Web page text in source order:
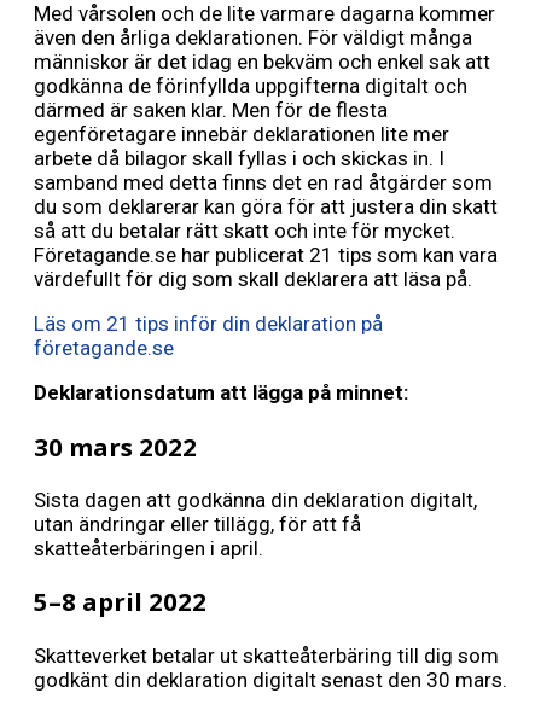
Med vårsolen och de lite varmare dagarna kommer
även den årliga deklarationen. För väldigt många
människor är det idag en bekväm och enkel sak att
godkänna de förinfyllda uppgifterna digitalt och
därmed är saken klar. Men för de flesta
egenföretagare innebär deklarationen lite mer
arbete då bilagor skall fyllas i och skickas in. I
samband med detta finns det en rad åtgärder som
du som deklarerar kan göra för att justera din skatt
så att du betalar rätt skatt och inte för mycket.
Företagande.se har publicerat 21 tips som kan vara
värdefullt för dig som skall deklarera att läsa på.
Läs om 21 tips inför din deklaration på
företagande.se
Deklarationsdatum att lägga på minnet:
30 mars 2022
Sista dagen att godkänna din deklaration digitalt,
utan ändringar eller tillägg, för att få
skatteåterbäringen i april.
5–8 april 2022
Skatteverket betalar ut skatteåterbäring till dig som
godkänt din deklaration digitalt senast den 30 mars.